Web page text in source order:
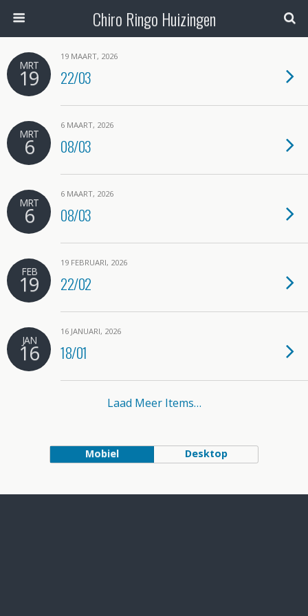
Chiro Ringo Huizingen
MRT
19
19 MAART, 2026
22/03
MRT
6
6 MAART, 2026
08/03
MRT
6
6 MAART, 2026
08/03
FEB
19
19 FEBRUARI, 2026
22/02
JAN
16
16 JANUARI, 2026
18/01
Laad Meer Items…
Mobiel Desktop